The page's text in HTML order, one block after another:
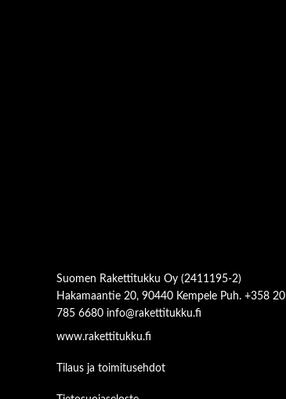
Suomen Rakettitukku Oy (2411195-2)
Hakamaantie 20, 90440 Kempele Puh. +358 20
785 6680 info@rakettitukku.fi
www.rakettitukku.fi
Tilaus ja toimitusehdot